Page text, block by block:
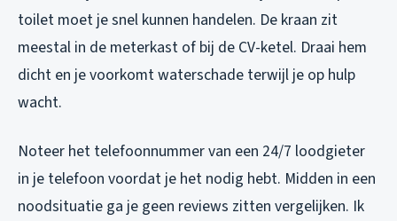
toilet moet je snel kunnen handelen. De kraan zit
meestal in de meterkast of bij de CV-ketel. Draai hem
dicht en je voorkomt waterschade terwijl je op hulp
wacht.
Noteer het telefoonnummer van een 24/7 loodgieter
in je telefoon voordat je het nodig hebt. Midden in een
noodsituatie ga je geen reviews zitten vergelijken. Ik